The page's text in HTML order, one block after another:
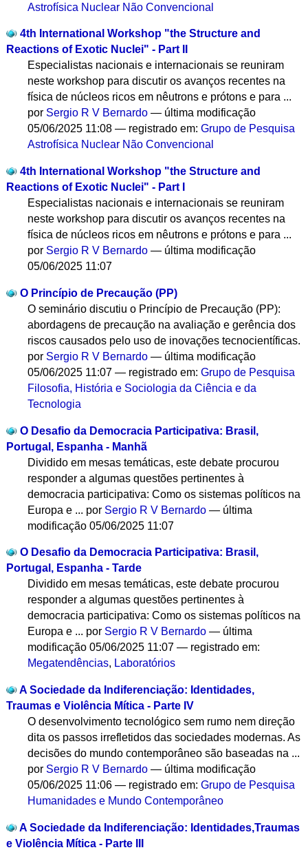
Astrofísica Nuclear Não Convencional
4th International Workshop "the Structure and
Reactions of Exotic Nuclei" - Part II
Especialistas nacionais e internacionais se reuniram
neste workshop para discutir os avanços recentes na
física de núcleos ricos em nêutrons e prótons e para ...
por Sergio R V Bernardo — última modificação
05/06/2025 11:08— registrado em:Grupo de Pesquisa
Astrofísica Nuclear Não Convencional
4th International Workshop "the Structure and
Reactions of Exotic Nuclei" - Part I
Especialistas nacionais e internacionais se reuniram
neste workshop para discutir os avanços recentes na
física de núcleos ricos em nêutrons e prótons e para ...
por Sergio R V Bernardo — última modificação
05/06/2025 11:07
O Princípio de Precaução (PP)
O seminário discutiu o Princípio de Precaução (PP):
abordagens de precaução na avaliação e gerência dos
riscos causados pelo uso de inovações tecnocientíficas.
por Sergio R V Bernardo — última modificação
05/06/2025 11:07— registrado em:Grupo de Pesquisa
Filosofia, História e Sociologia da Ciência e da
Tecnologia
O Desafio da Democracia Participativa: Brasil,
Portugal, Espanha - Manhã
Dividido em mesas temáticas, este debate procurou
responder a algumas questões pertinentes à
democracia participativa: Como os sistemas políticos na
Europa e ... por Sergio R V Bernardo — última
modificação 05/06/2025 11:07
O Desafio da Democracia Participativa: Brasil,
Portugal, Espanha - Tarde
Dividido em mesas temáticas, este debate procurou
responder a algumas questões pertinentes à
democracia participativa: Como os sistemas políticos na
Europa e ... por Sergio R V Bernardo — última
modificação 05/06/2025 11:07— registrado em:
Megatendências, Laboratórios
A Sociedade da Indiferenciação: Identidades,
Traumas e Violência Mítica - Parte IV
O desenvolvimento tecnológico sem rumo nem direção
dita os passos irrefletidos das sociedades modernas. As
decisões do mundo contemporâneo são baseadas na ...
por Sergio R V Bernardo — última modificação
05/06/2025 11:06— registrado em:Grupo de Pesquisa
Humanidades e Mundo Contemporâneo
A Sociedade da Indiferenciação: Identidades,Traumas
e Violência Mítica - Parte III